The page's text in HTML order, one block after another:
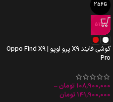
256G
512G
گوشی فایند X9 پرو اوپو | Oppo Find X9
Pro
108,900,000 تومان–
141,900,000 تومان